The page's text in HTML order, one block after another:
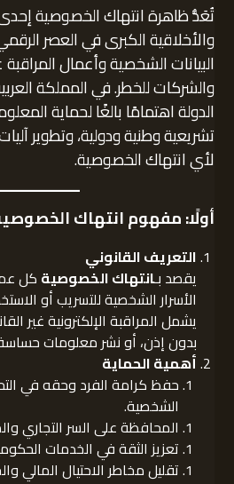
تُعَدُّ ظاهرة انتهاك الخصوصية إحدى
والأخلاقية الكبرى في العصر
البيانات الشخصية وأعمال
والشركات للخطر. في المملكة
الدولة اهتمامًا بالغًا لحماية
تشريعية وطنية ودولية، وتطوير
لأي انتهاك الخصوصية.
أولًا: مفهوم انتهاك
التعريف القانوني
يقصد بـانتهاك الخصوصية كل
الأسرار الشخصية للتسريب أو
يشمل المراقبة الإلكترونية غير
بدون إذن، أو نشر معلومات
أهمية الحماية
حفظ كرامة الفرد وحقه في
الشخصية.
المحافظة على السر التجاري
تعزيز الثقة في الخدمات
تقليل مخاطر الاحتيال المالي